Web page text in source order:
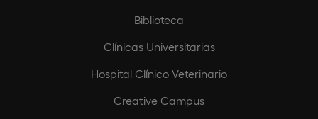
Biblioteca
Clínicas Universitarias
Hospital Clínico Veterinario
Creative Campus